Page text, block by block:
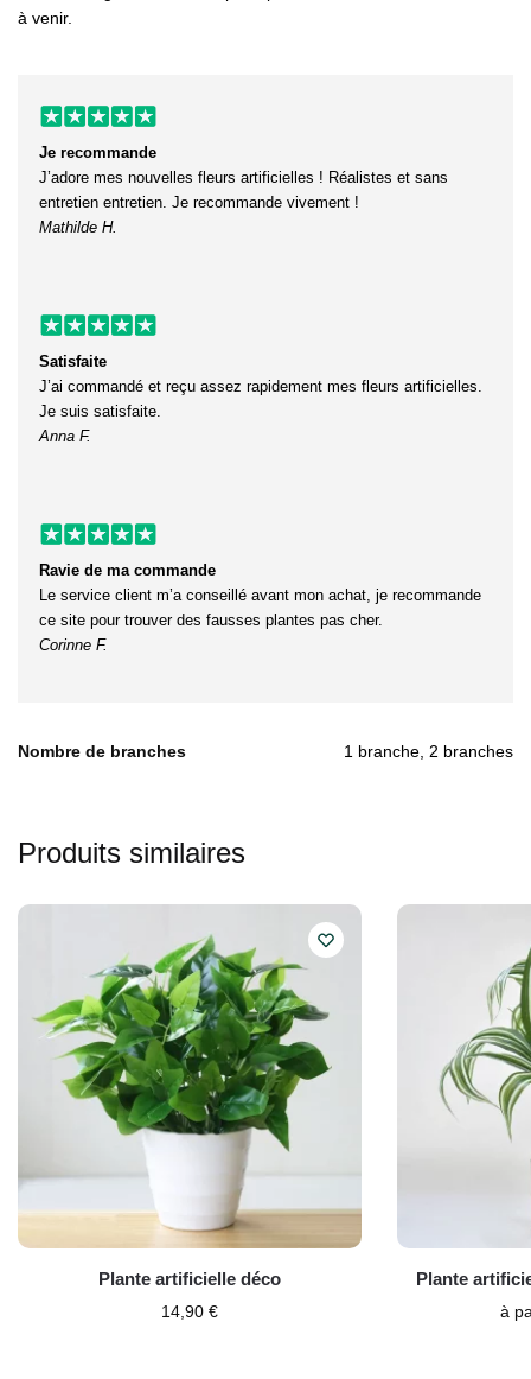
à venir.
Je recommande
J’adore mes nouvelles fleurs artificielles ! Réalistes et sans
entretien entretien. Je recommande vivement !
Mathilde H.
Satisfaite
J’ai commandé et reçu assez rapidement mes fleurs artificielles.
Je suis satisfaite.
Anna F.
Ravie de ma commande
Le service client m’a conseillé avant mon achat, je recommande
ce site pour trouver des fausses plantes pas cher.
Corinne F.
Nombre de branches 1 branche, 2 branches
Produits similaires
Plante artificielle déco
14,90 €
Plante
à